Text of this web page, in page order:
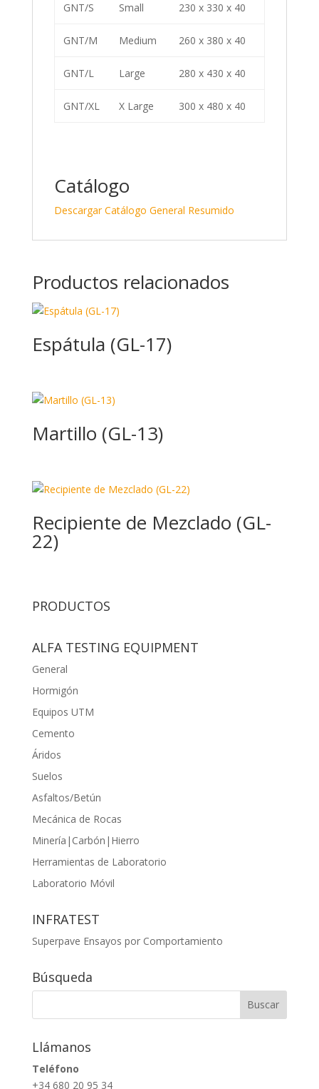
GNT/S Small 230 x 330 x 40
GNT/M Medium 260 x 380 x 40
GNT/L Large 280 x 430 x 40
GNT/XL X Large 300 x 480 x 40
Catálogo
Descargar Catálogo General Resumido
Productos relacionados
Espátula (GL-17)
Martillo (GL-13)
Recipiente de Mezclado (GL-
22)
PRODUCTOS
ALFA TESTING EQUIPMENT
General
Hormigón
Equipos UTM
Cemento
Áridos
Suelos
Asfaltos/Betún
Mecánica de Rocas
Minería|Carbón|Hierro
Herramientas de Laboratorio
Laboratorio Móvil
INFRATEST
Superpave Ensayos por Comportamiento
Búsqueda
Llámanos
Teléfono
+34 680 20 95 34